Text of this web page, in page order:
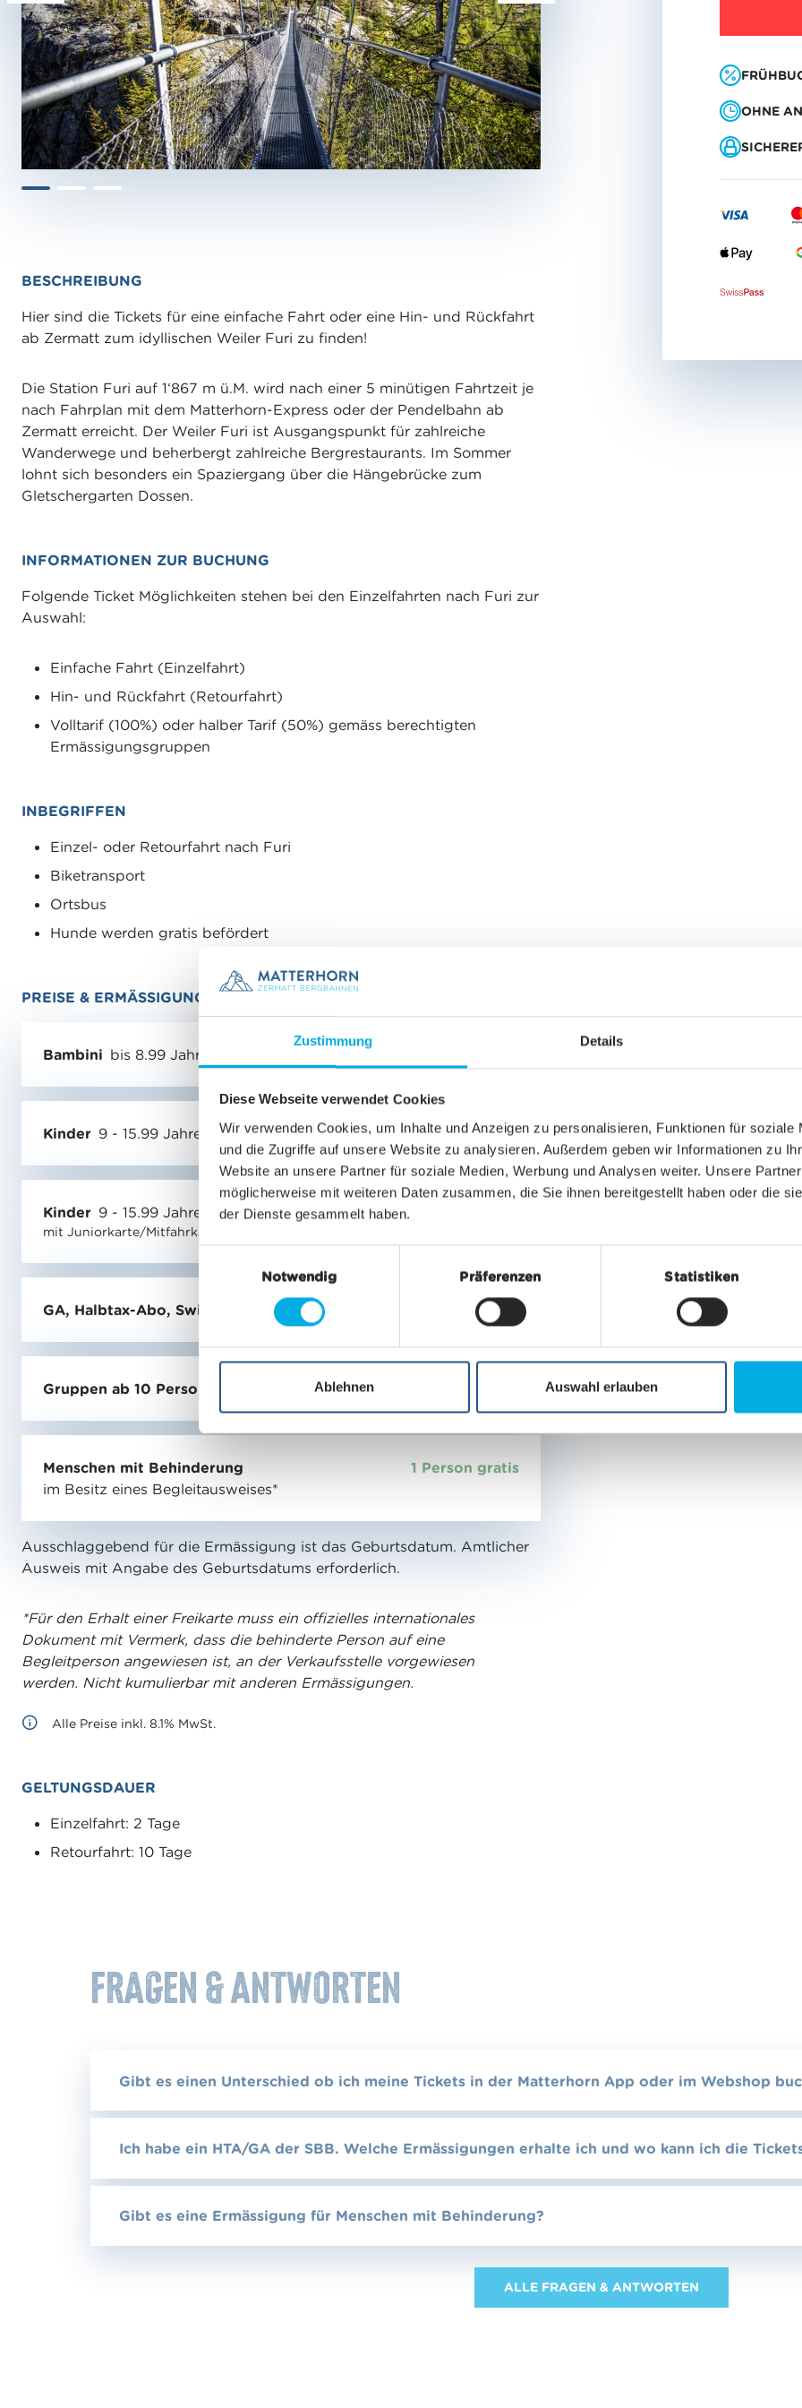
Zustimmung Details
Diese Webseite verwendet Cookies
Wir verwenden Cookies, um Inhalte und Anzeigen zu personalisieren, Funktionen für soziale
und die Zugriffe auf unsere Website zu analysieren. Außerdem geben wir Informationen zu
Website an unsere Partner für soziale Medien, Werbung und Analysen weiter. Unsere
möglicherweise mit weiteren Daten zusammen, die Sie ihnen bereitgestellt haben oder die
der Dienste gesammelt haben.
i
w
i
g
n
g
u
s
a
h
l
Notwendig Präferenzen Statistiken
Ablehnen Auswahl erlauben
OHNE
BESCHREIBUNG
Hier sind die Tickets für eine einfache Fahrt oder eine Hin- und Rückfahrt
ab Zermatt zum idyllischen Weiler Furi zu finden!
Die Station Furi auf 1‘867 m ü.M. wird nach einer 5 minütigen Fahrtzeit je
nach Fahrplan mit dem Matterhorn-Express oder der Pendelbahn ab
Zermatt erreicht. Der Weiler Furi ist Ausgangspunkt für zahlreiche
Wanderwege und beherbergt zahlreiche Bergrestaurants. Im Sommer
lohnt sich besonders ein Spaziergang über die Hängebrücke zum
Gletschergarten Dossen.
INFORMATIONEN ZUR BUCHUNG
Folgende Ticket Möglichkeiten stehen bei den Einzelfahrten nach Furi zur
Auswahl:
Einfache Fahrt (Einzelfahrt)
Hin- und Rückfahrt (Retourfahrt)
Volltarif (100%) oder halber Tarif (50%) gemäss berechtigten
Ermässigungsgruppen
INBEGRIFFEN
Einzel- oder Retourfahrt nach Furi
Biketransport
Ortsbus
Hunde werden gratis befördert
PREISE & ERMÄSSIGUNGEN
Bambini bis 8.99 Jahre
Kinder 9 - 15.99 Jahre 50%
Kinder 9 - 15.99 Jahre
mit Juniorkarte/Mitfahrkarte in Begleitung
GA, Halbtax-Abo, Swiss Travel Pass 50%
Gruppen ab 10 Personen
Menschen mit Behinderung
im Besitz eines Begleitausweises*
1 Person gratis
Ausschlaggebend für die Ermässigung ist das Geburtsdatum. Amtlicher
Ausweis mit Angabe des Geburtsdatums erforderlich.
*Für den Erhalt einer Freikarte muss ein offizielles internationales
Dokument mit Vermerk, dass die behinderte Person auf eine
Begleitperson angewiesen ist, an der Verkaufsstelle vorgewiesen
werden. Nicht kumulierbar mit anderen Ermässigungen.
Alle Preise inkl. 8.1% MwSt.
GELTUNGSDAUER
Einzelfahrt: 2 Tage
Retourfahrt: 10 Tage
Fragen & Antworten
Gibt es einen Unterschied ob ich meine Tickets in der Matterhorn App oder im Webshop
Ich habe ein HTA/GA der SBB. Welche Ermässigungen erhalte ich und wo kann ich die
Gibt es eine Ermässigung für Menschen mit Behinderung?
ALLE FRAGEN & ANTWORTEN